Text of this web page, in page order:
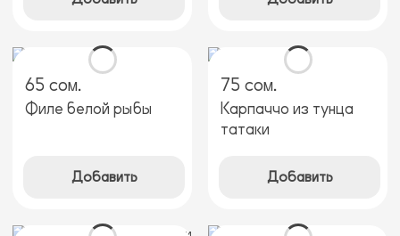
65 сом.
Филе белой рыбы
Добавить
75 сом.
Карпаччо из тунца
татаки
Добавить